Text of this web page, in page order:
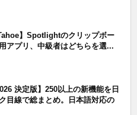
】Spotlightのクリップボー
アプリ、中級者はどちらを選...
決定版】250以上の新機能を日
目線で総まとめ。日本語対応の